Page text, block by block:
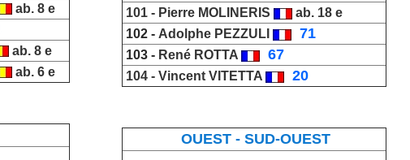
ab. 8 e
ab. 8 e
ab. 6 e
101 - Pierre MOLINERIS
ab. 18 e
102 - Adolphe PEZZULI 71
103 - René ROTTA 67
104 - Vincent VITETTA 20
OUEST - SUD-OUEST